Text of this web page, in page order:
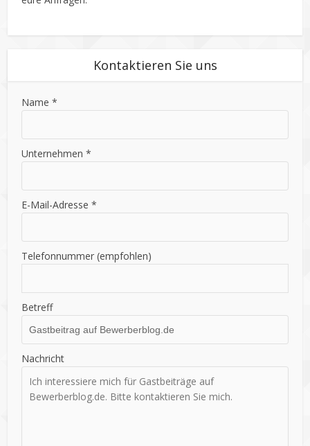
Kontaktieren Sie uns
Name *
Unternehmen *
E-Mail-Adresse *
Telefonnummer (empfohlen)
Betreff
Nachricht